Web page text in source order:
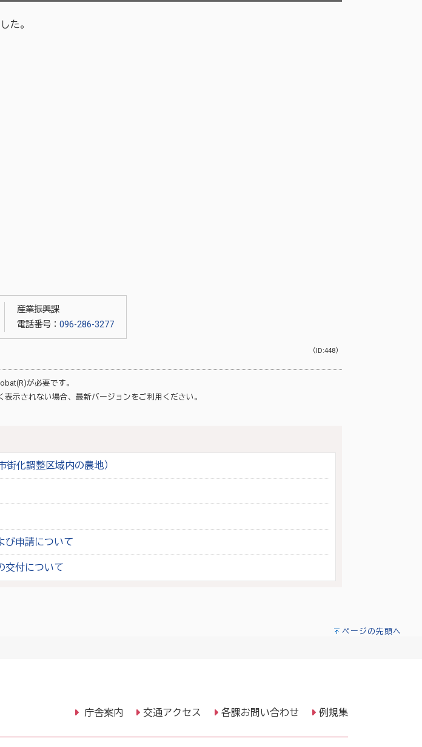
た。
産業振興課
電話番号： 096-286-3277
（ID:448）
が必要です。
表示されない場合、最新バージョンをご利用ください。
化調整区域内の農地）
び申請について
交付について
ページの先頭へ
庁舎案内 交通アクセス 各課お問い合わせ 例規集